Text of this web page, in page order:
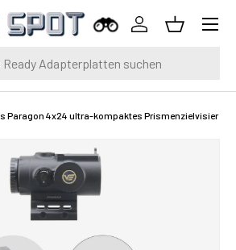
Einloggen
Korb
Menü
Paragon 4x24 ultra-kompaktes Prismenzielvisier